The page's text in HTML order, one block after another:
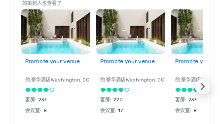
的策划人也查看了
Promote your venue
的 豪华酒店Washington, DC
客房: 237
会议室: 8
Promote your venue
的 豪华酒店Washington, DC
客房: 220
会议室: 17
Promote your
的 豪华酒店
客房: 237
会议室: 8